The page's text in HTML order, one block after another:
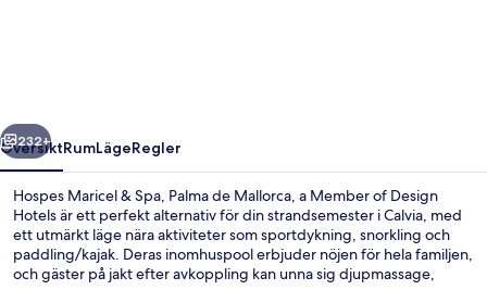
Mallorca,
a
Member
of
Design
Nästa
232+
ÖversiktRumLägeRegler
Hospes Maricel & Spa, Palma de Mallorca, a Member of Design
Hotels är ett perfekt alternativ för din strandsemester i Calvia, med
ett utmärkt läge nära aktiviteter som sportdykning, snorkling och
paddling/kajak. Deras inomhuspool erbjuder nöjen för hela familjen,
och gäster på jakt efter avkoppling kan unna sig djupmassage,